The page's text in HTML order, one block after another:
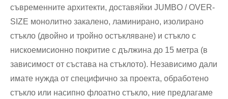
съвременните архитекти, доставяйки JUMBO / OVER-
SIZE монолитно закалено, ламинирано, изолирано
стъкло (двойно и тройно остъкляване) и стъкло с
нискоемисионно покритие с дължина до 15 метра (в
зависимост от състава на стъклото). Независимо дали
имате нужда от специфично за проекта, обработено
стъкло или насипно флоатно стъкло, ние предлагаме